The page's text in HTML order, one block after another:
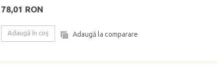
78,01 RON
Adaugă în coş Adaugă la comparare